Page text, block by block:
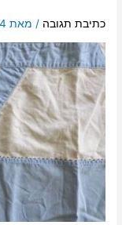
כתיבת תגובה / מאת 14